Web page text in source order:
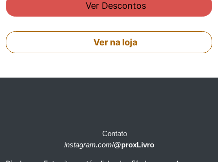
Ver Descontos
Ver na loja
Contato
instagram.com/@proxLivro